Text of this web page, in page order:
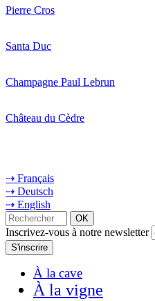
Pierre Cros
Santa Duc
Champagne Paul Lebrun
Château du Cèdre
⇢ Français
⇢ Deutsch
⇢ English
Inscrivez-vous à notre newsletter
À la cave
À la vigne